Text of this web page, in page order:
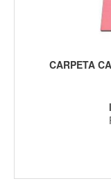
CARPETA